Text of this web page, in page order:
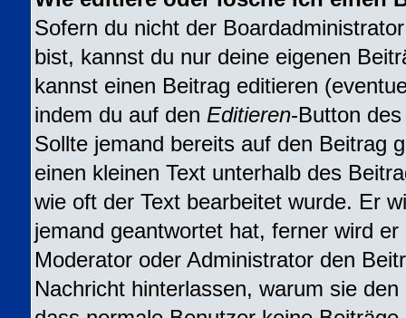
Sofern du nicht der
bist, kannst du nur deine eigenen
kannst einen Beitrag editieren
indem du auf den Editieren-Button
Sollte jemand bereits auf den Beitrag
einen kleinen Text unterhalb des
wie oft der Text bearbeitet wurde. Er
jemand geantwortet hat, ferner wird
Moderator oder Administrator den
Nachricht hinterlassen, warum sie